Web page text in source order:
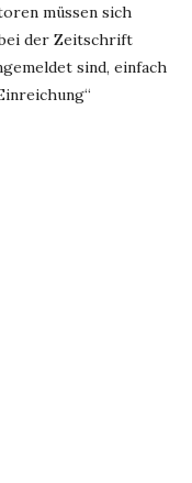
müssen sich
der Zeitschrift
sind, einfach